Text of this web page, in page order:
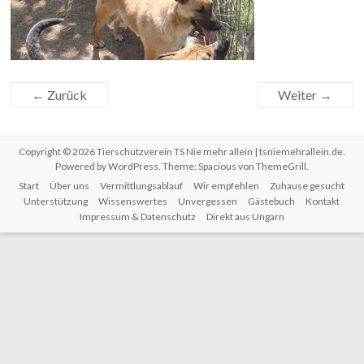
← Zurück Weiter →
Copyright © 2026Tierschutzverein TS Nie mehr allein | tsniemehrallein.de.
Powered byWordPress. Theme: Spacious von ThemeGrill.
Start
Über uns Vermittlungsablauf Wir empfehlen
Zuhause gesucht
Unterstützung
Wissenswertes Unvergessen Gästebuch
Kontakt
Impressum & Datenschutz
Direkt aus Ungarn